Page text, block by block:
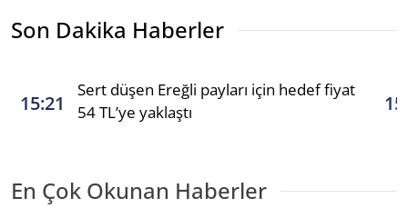
Son Dakika Haberler
15:21
Sert düşen Ereğli payları için hedef fiyat
54 TL’ye yaklaştı
En Çok Okunan Haberler